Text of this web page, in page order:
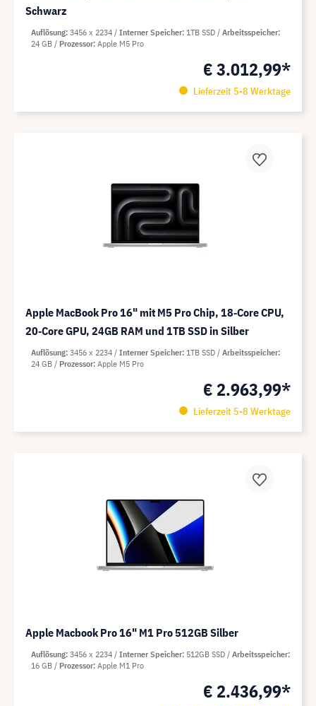
Schwarz
€ 3.012,99*
Lieferzeit 5-8 Werktage
Auflösung 3456 x 2234 Interner Speicher 1TB SSD
Arbeitsspeicher
24 GB
Prozessor Apple M5 Pro
Apple MacBook Pro 16" mit M5 Pro Chip, 18‑Core CPU,
20‑Core GPU, 24GB RAM und 1TB SSD in Silber
€ 2.963,99*
Lieferzeit 5-8 Werktage
Auflösung 3456 x 2234 Interner Speicher 1TB SSD
Arbeitsspeicher
24 GB
Prozessor Apple M5 Pro
Apple Macbook Pro 16" M1 Pro 512GB Silber
€ 2.436,99*
Auflösung 3456 x 2234 Interner Speicher 512GB SSD
Arbeitsspeicher
16 GB
Prozessor Apple M1 Pro